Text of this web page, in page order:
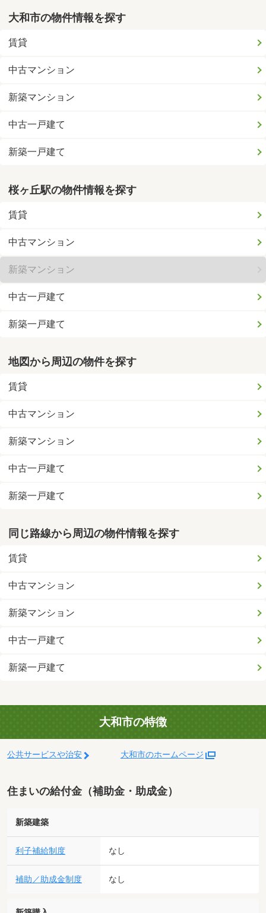
大和市の物件情報を探す
賃貸
中古マンション
新築マンション
中古一戸建て
新築一戸建て
桜ヶ丘駅の物件情報を探す
賃貸
中古マンション
新築マンション
中古一戸建て
新築一戸建て
地図から周辺の物件を探す
賃貸
中古マンション
新築マンション
中古一戸建て
新築一戸建て
同じ路線から周辺の物件情報を探す
賃貸
中古マンション
新築マンション
中古一戸建て
新築一戸建て
大和市の特徴
公共サービスや治安 大和市のホームページ
住まいの給付金（補助金・助成金）
新築建築
利子補給制度 なし
補助／助成金制度 なし